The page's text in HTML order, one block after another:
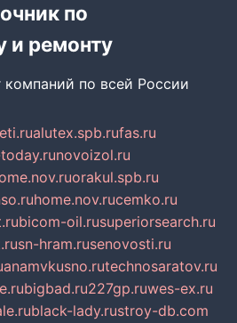
по
и ремонту
компаний по всей России
alutex.spb.rufas.ru
novoizol.ru
orakul.spb.ru
home.nov.rucemko.ru
bicom-oil.rusuperiorsearch.ru
sn-hram.rusenovosti.ru
anamvkusno.rutechnosaratov.ru
bigbad.ru227gp.ruwes-ex.ru
black-lady.rustroy-db.com